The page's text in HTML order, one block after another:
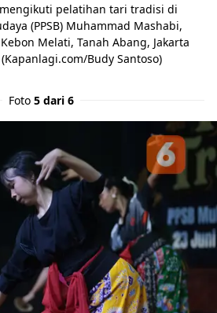
pelatihan tari tradisi di
(PPSB) Muhammad Mashabi,
Melati, Tanah Abang, Jakarta
Budy Santoso)
Foto 5 dari 6